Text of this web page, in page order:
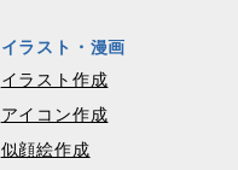
イラスト・漫画
イラスト作成
アイコン作成
似顔絵作成